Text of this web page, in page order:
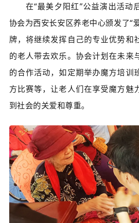
在“最美夕阳红”公益演出活动
协会为西安长安区养老中心颁发了“
牌，将继续发挥自己的专业优势和
的老人带去欢乐。协会计划在未来
的合作活动，如定期举办魔方培训
方比赛等，让老人们在享受魔方魅
到社会的关爱和尊重。